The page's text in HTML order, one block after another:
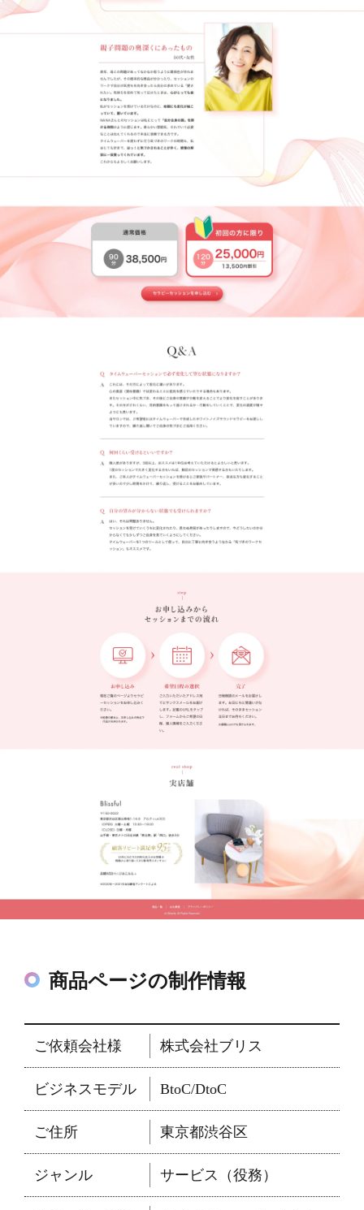
商品ページの制作情報
ご依頼会社様 株式会社ブリス
ビジネスモデル BtoC/DtoC
ご住所 東京都渋谷区
ジャンル サービス（役務）